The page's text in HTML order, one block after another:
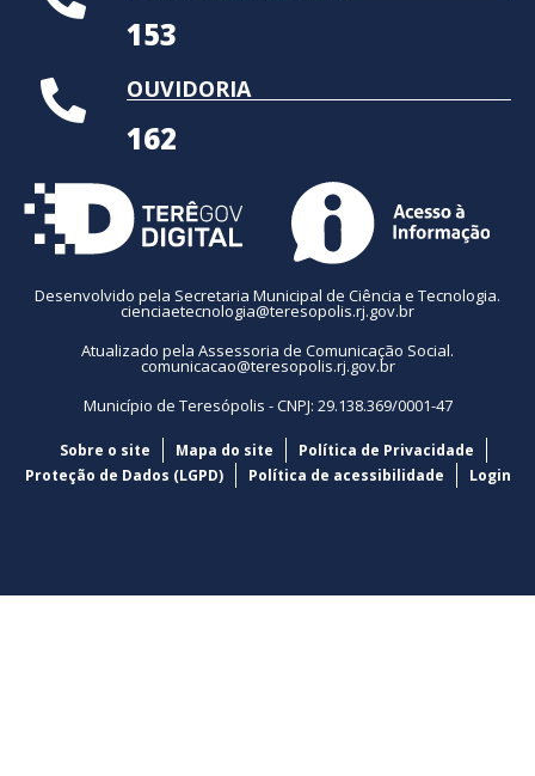
153
OUVIDORIA
162
Desenvolvido pela Secretaria Municipal de Ciência e Tecnologia.
cienciaetecnologia@teresopolis.rj.gov.br
Atualizado pela Assessoria de Comunicação Social.
comunicacao@teresopolis.rj.gov.br
Município de Teresópolis - CNPJ: 29.138.369/0001-47
Sobre o site Mapa do site
Política de Privacidade
Proteção de Dados (LGPD)
Política de acessibilidade Login